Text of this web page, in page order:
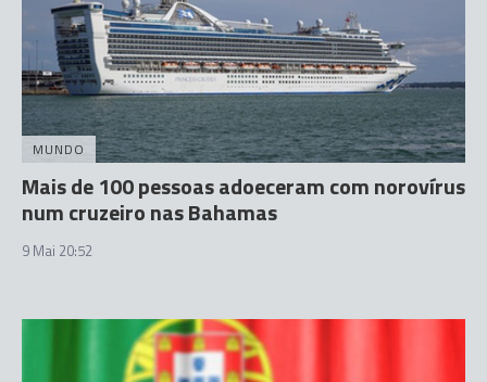
MUNDO
Mais de 100 pessoas adoeceram com norovírus
num cruzeiro nas Bahamas
9 Mai 20:52